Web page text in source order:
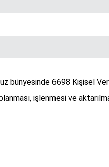
bünyesinde 6698 Kişisel
işlenmesi ve